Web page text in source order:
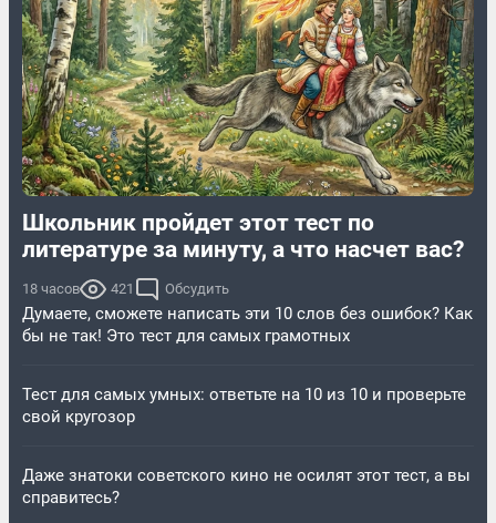
Школьник пройдет этот тест по
литературе за минуту, а что насчет вас?
18 часов 421 Обсудить
Думаете, сможете написать эти 10 слов без ошибок? Как
бы не так! Это тест для самых грамотных
Тест для самых умных: ответьте на 10 из 10 и проверьте
свой кругозор
Даже знатоки советского кино не осилят этот тест, а вы
справитесь?